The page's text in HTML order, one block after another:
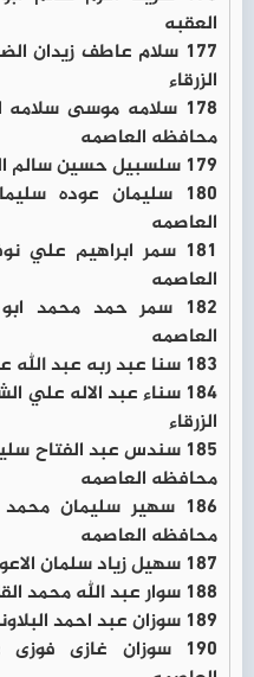
العقبه
177 سلام عاطف زيدان
الزرقاء
178 سلامه موسى
محافظه العاصمه
179 سلسبيل حسين سالم الشوشه معان
180 سليمان عوده
العاصمه
181 سمر ابراهيم
العاصمه
182 سمر حمد محمد
العاصمه
183 سنا عبد ربه عبد الله عليان الرمثا
184 سناء عبد الاله علي
الزرقاء
185 سندس عبد الفتاح
محافظه العاصمه
186 سهير سليمان
محافظه العاصمه
187 سهيل زياد سلمان الاعور الزرقاء الثانيه/باديه وسطى
188 سوار عبد الله محمد القاسم عجلون/لواء قصبه عجلون
189 سوزان عبد احمد البلاونه ديرعلا
190 سوزان غازى